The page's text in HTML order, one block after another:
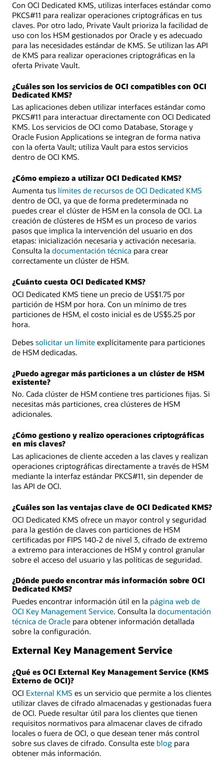
Con OCI Dedicated KMS, utilizas interfaces estándar como
PKCS#11 para realizar operaciones criptográficas en tus
claves. Por otro lado, Private Vault prioriza la facilidad de
uso con los HSM gestionados por Oracle y es adecuado
para las necesidades estándar de KMS. Se utilizan las API
de KMS para realizar operaciones criptográficas en la
oferta Private Vault.
¿Cuáles son los servicios de OCI compatibles con OCI
Dedicated KMS?
Las aplicaciones deben utilizar interfaces estándar como
PKCS#11 para interactuar directamente con OCI Dedicated
KMS. Los servicios de OCI como Database, Storage y
Oracle Fusion Applications se integran de forma nativa
con la oferta Vault; utiliza Vault para estos servicios
dentro de OCI KMS.
¿Cómo empiezo a utilizar OCI Dedicated KMS?
Aumenta tus límites de recursos de OCI Dedicated KMS
dentro de OCI, ya que de forma predeterminada no
puedes crear el clúster de HSM en la consola de OCI. La
creación de clústeres de HSM es un proceso de varios
pasos que implica la intervención del usuario en dos
etapas: inicialización necesaria y activación necesaria.
Consulta la documentación técnica para crear
correctamente un clúster de HSM.
¿Cuánto cuesta OCI Dedicated KMS?
OCI Dedicated KMS tiene un precio de US$1.75 por
partición de HSM por hora. Con un mínimo de tres
particiones de HSM, el costo inicial es de US$5.25 por
hora.
Debes solicitar un límite explícitamente para particiones
de HSM dedicadas.
¿Puedo agregar más particiones a un clúster de HSM
existente?
No. Cada clúster de HSM contiene tres particiones fijas. Si
necesitas más particiones, crea clústeres de HSM
adicionales.
¿Cómo gestiono y realizo operaciones criptográficas
en mis claves?
Las aplicaciones de cliente acceden a las claves y realizan
operaciones criptográficas directamente a través de HSM
mediante la interfaz estándar PKCS#11, sin depender de
las API de OCI.
¿Cuáles son las ventajas clave de OCI Dedicated KMS?
OCI Dedicated KMS ofrece un mayor control y seguridad
para la gestión de claves con particiones de HSM
certificadas por FIPS 140-2 de nivel 3, cifrado de extremo
a extremo para interacciones de HSM y control granular
sobre el acceso del usuario y las políticas de seguridad.
¿Dónde puedo encontrar más información sobre OCI
Dedicated KMS?
Puedes encontrar información útil en la página web de
OCI Key Management Service. Consulta la documentación
técnica de Oracle para obtener información detallada
sobre la configuración.
External Key Management Service
¿Qué es OCI External Key Management Service (KMS
Externo de OCI)?
OCI External KMS es un servicio que permite a los clientes
utilizar claves de cifrado almacenadas y gestionadas fuera
de OCI. Puede resultar útil para los clientes que tienen
requisitos normativos para almacenar claves de cifrado
locales o fuera de OCI, o que desean tener más control
sobre sus claves de cifrado. Consulta este blog para
obtener más información.